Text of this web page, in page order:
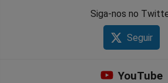
Siga-nos no
Seguir
YouTube